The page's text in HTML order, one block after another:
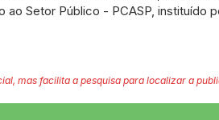
Setor Público - PCASP, instituído
mas facilita a pesquisa para localizar a